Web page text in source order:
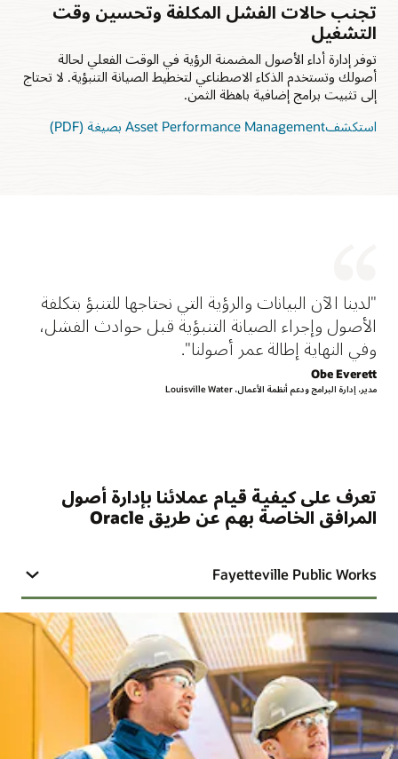
تجنب حالات الفشل المكلفة وتحسين وقت
التشغيل
توفر إدارة أداء الأصول المضمنة الرؤية في الوقت الفعلي لحالة
أصولك وتستخدم الذكاء الاصطناعي لتخطيط الصيانة التنبؤية. لا تحتاج
إلى تثبيت برامج إضافية باهظة الثمن.
استكشفAsset Performance Management بصيغة (PDF)
"لدينا الآن البيانات والرؤية التي نحتاجها للتنبؤ بتكلفة
الأصول وإجراء الصيانة التنبؤية قبل حوادث الفشل،
وفي النهاية إطالة عمر أصولنا".
Obe Everett
مدير، إدارة البرامج ودعم أنظمة الأعمال، Louisville Water
تعرف على كيفية قيام عملائنا بإدارة أصول
المرافق الخاصة بهم عن طريق Oracle
Fayetteville Public Works